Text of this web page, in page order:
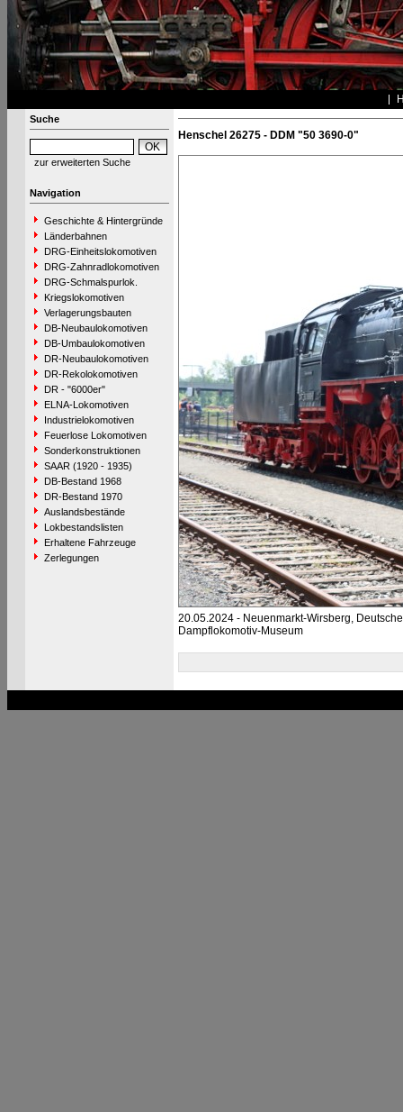
Suche
zur erweiterten Suche
Navigation
Geschichte & Hintergründe
Länderbahnen
DRG-Einheitslokomotiven
DRG-Zahnradlokomotiven
DRG-Schmalspurlok.
Kriegslokomotiven
Verlagerungsbauten
DB-Neubaulokomotiven
DB-Umbaulokomotiven
DR-Neubaulokomotiven
DR-Rekolokomotiven
DR - "6000er"
ELNA-Lokomotiven
Industrielokomotiven
Feuerlose Lokomotiven
Sonderkonstruktionen
SAAR (1920 - 1935)
DB-Bestand 1968
DR-Bestand 1970
Auslandsbestände
Lokbestandslisten
Erhaltene Fahrzeuge
Zerlegungen
Henschel 26275 - DDM "50 3690-0"
20.05.2024 - Neuenmarkt-Wirsberg,
Dampflokomotiv-Museum